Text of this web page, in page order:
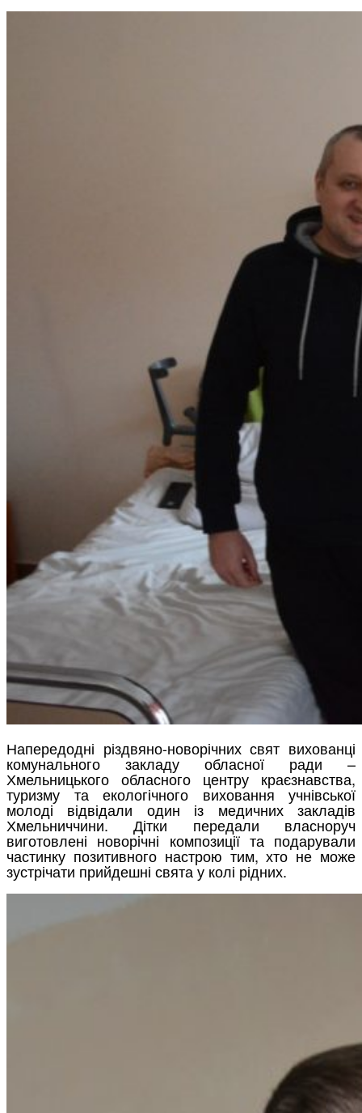
Напередодні різдвяно-новорічних свят вихованці
комунального закладу обласної ради –
Хмельницького обласного центру краєзнавства,
туризму та екологічного виховання учнівської
молоді відвідали один із медичних закладів
Хмельниччини. Дітки передали власноруч
виготовлені новорічні композиції та подарували
частинку позитивного настрою тим, хто не може
зустрічати прийдешні свята у колі рідних.